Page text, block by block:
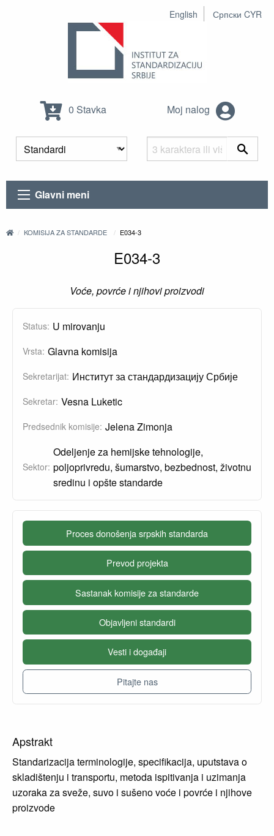
English Српски CYR
0 Stavka Moj nalog
Glavni meni
KOMISIJA ZA STANDARDE E034-3
E034-3
Voće, povrće i njihovi proizvodi
Status: U mirovanju
Vrsta: Glavna komisija
Sekretarijat: Институт за стандардизацију Србије
Sekretar: Vesna Luketic
Predsednik komisije: Jelena Zimonja
Sektor:
Odeljenje za hemijske tehnologije,
poljoprivredu, šumarstvo, bezbednost, životnu
sredinu i opšte standarde
Proces donošenja srpskih standarda
Prevod projekta
Sastanak komisije za standarde
Objavljeni standardi
Vesti i događaji
Pitajte nas
Apstrakt
Standarizacija terminologije, specifikacija, uputstava o
skladištenju i transportu, metoda ispitivanja i uzimanja
uzoraka za sveže, suvo i sušeno voće i povrće i njihove
proizvode